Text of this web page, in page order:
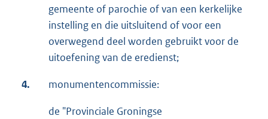
gemeente of parochie of van een kerkelijke
instelling en die uitsluitend of voor een
overwegend deel worden gebruikt voor de
uitoefening van de eredienst;
4. monumentencommissie:
de "Provinciale Groningse